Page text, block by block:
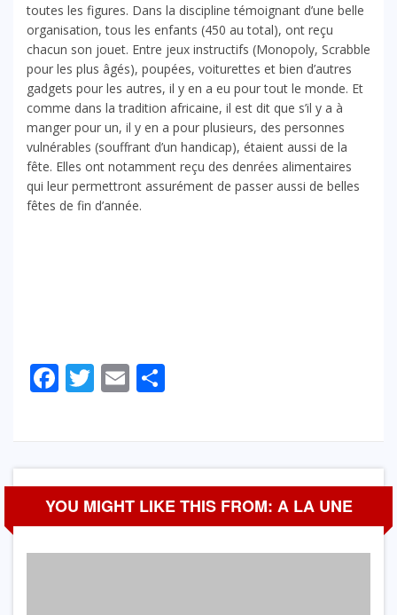
toutes les figures. Dans la discipline témoignant d’une belle
organisation, tous les enfants (450 au total), ont reçu
chacun son jouet. Entre jeux instructifs (Monopoly, Scrabble
pour les plus âgés), poupées, voiturettes et bien d’autres
gadgets pour les autres, il y en a eu pour tout le monde. Et
comme dans la tradition africaine, il est dit que s’il y a à
manger pour un, il y en a pour plusieurs, des personnes
vulnérables (souffrant d’un handicap), étaient aussi de la
fête. Elles ont notamment reçu des denrées alimentaires
qui leur permettront assurément de passer aussi de belles
fêtes de fin d’année.
Facebook
Twitter
Email
YOU MIGHT LIKE THIS FROM: A LA UNE